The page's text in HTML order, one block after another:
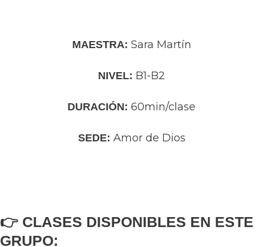
MAESTRA: Sara Martín
NIVEL: B1-B2
DURACIÓN: 60min/clase
SEDE: Amor de Dios
👉 CLASES DISPONIBLES EN ESTE
GRUPO: